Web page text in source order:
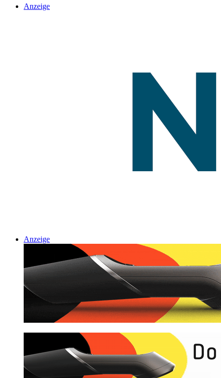
Anzeige
Anzeige